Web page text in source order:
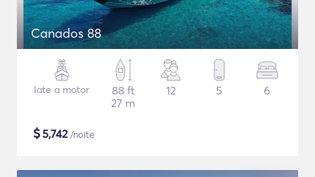
Canados 88
Iate a motor
88 ft
27 m
12 5 6
$5,742/noite